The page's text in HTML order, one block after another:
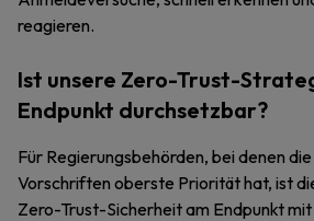
reagieren.
Ist unsere Zero-Trust-
Endpunkt durchsetzbar?
Für Regierungsbehörden, bei denen
Vorschriften oberste Priorität hat, ist
Zero-Trust-Sicherheit am Endpunkt